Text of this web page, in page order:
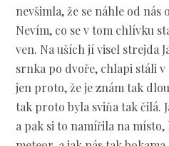
nevšimla, že se náhle od
Nevím, co se v tom chlívku
ven. Na uších jí visel strejda
srnka po dvoře, chlapi stáli
jen proto, že je znám tak
tak proto byla sviňa tak čilá.
a pak si to namířila na místo,